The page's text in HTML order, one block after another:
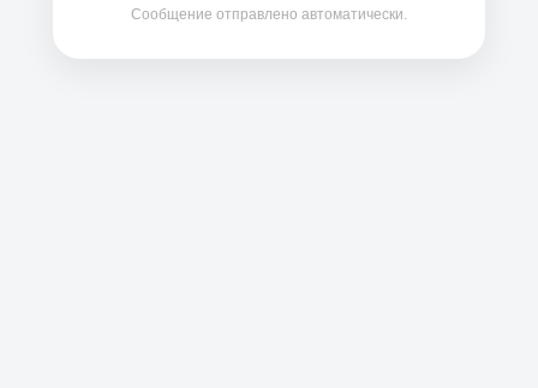
Сообщение отправлено автоматически.